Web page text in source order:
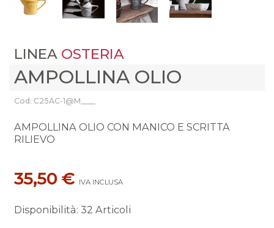
LINEA OSTERIA
AMPOLLINA OLIO
Cod: C25AC-1@M____
AMPOLLINA OLIO CON MANICO E SCRITTA
RILIEVO
35,50 € IVA INCLUSA
Disponibilità: 32 Articoli